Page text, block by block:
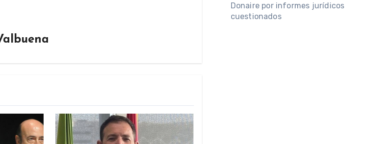
Donaire por informes jurídicos
cuestionados